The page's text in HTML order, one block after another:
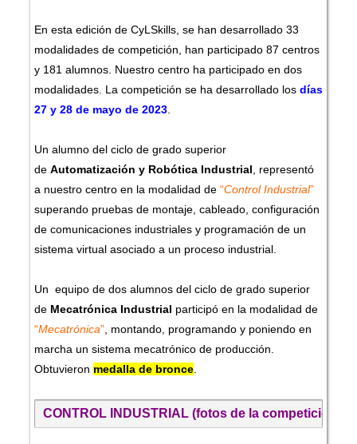
En esta edición de CyLSkills, se han desarrollado 33
modalidades de competición, han participado 87 centros
y 181 alumnos. Nuestro centro ha participado en dos
modalidades. La competición se ha desarrollado los días
27 y 28 de mayo de 2023
Un alumno del ciclo de grado superior
de Automatización y Robótica Industrial , representó
a nuestro centro en la modalidad de “Control Industrial”
superando pruebas de montaje, cableado, configuración
de comunicaciones industriales y programación de un
sistema virtual asociado a un proceso industrial.
Un equipo de dos alumnos del ciclo de grado superior
de Mecatrónica Industrial participó en la modalidad de
“Mecatrónica” , montando, programando y poniendo en
marcha un sistema mecatrónico de producción.
Obtuvieron medalla de bronce
CONTROL INDUSTRIAL (fotos de la competición y